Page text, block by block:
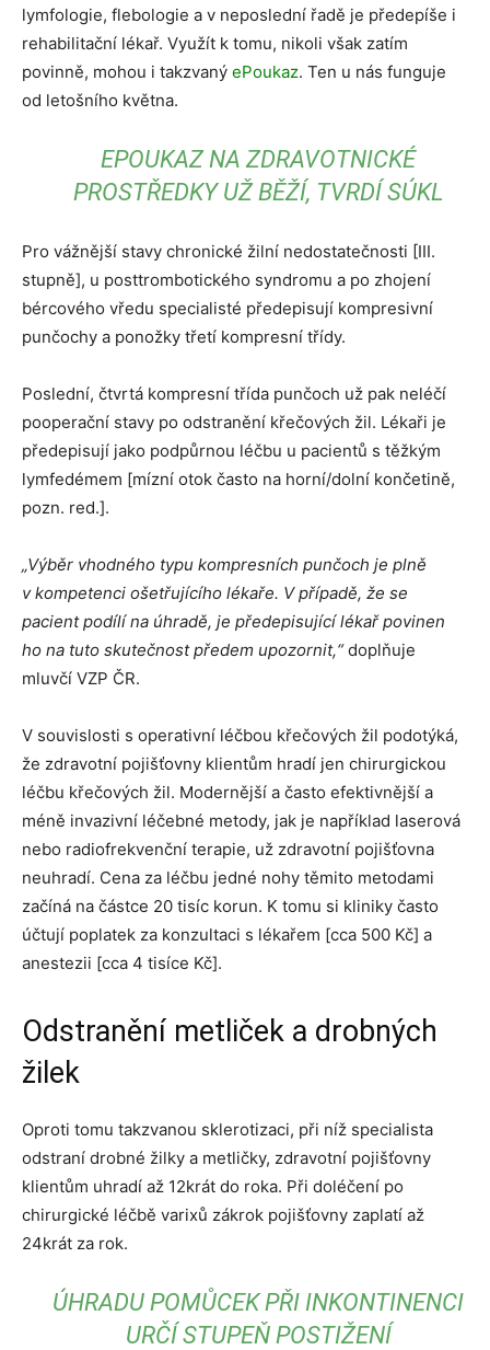
lymfologie, flebologie a v neposlední řadě je předepíše i
rehabilitační lékař. Využít k tomu, nikoli však zatím
povinně, mohou i takzvaný ePoukaz. Ten u nás funguje
od letošního května.
EPOUKAZ NA ZDRAVOTNICKÉ
PROSTŘEDKY UŽ BĚŽÍ, TVRDÍ SÚKL
Pro vážnější stavy chronické žilní nedostatečnosti [III.
stupně], u posttrombotického syndromu a po zhojení
bércového vředu specialisté předepisují kompresivní
punčochy a ponožky třetí kompresní třídy.
Poslední, čtvrtá kompresní třída punčoch už pak neléčí
pooperační stavy po odstranění křečových žil. Lékaři je
předepisují jako podpůrnou léčbu u pacientů s těžkým
lymfedémem [mízní otok často na horní/dolní končetině,
pozn. red.].
„Výběr vhodného typu kompresních punčoch je plně
v kompetenci ošetřujícího lékaře. V případě, že se
pacient podílí na úhradě, je předepisující lékař povinen
ho na tuto skutečnost předem upozornit,“doplňuje
mluvčí VZP ČR.
V souvislosti s operativní léčbou křečových žil podotýká,
že zdravotní pojišťovny klientům hradí jen chirurgickou
léčbu křečových žil. Modernější a často efektivnější a
méně invazivní léčebné metody, jak je například laserová
nebo radiofrekvenční terapie, už zdravotní pojišťovna
neuhradí. Cena za léčbu jedné nohy těmito metodami
začíná na částce 20 tisíc korun. K tomu si kliniky často
účtují poplatek za konzultaci s lékařem [cca 500 Kč] a
anestezii [cca 4 tisíce Kč].
Odstranění metliček a drobných
žilek
Oproti tomu takzvanou sklerotizaci, při níž specialista
odstraní drobné žilky a metličky, zdravotní pojišťovny
klientům uhradí až 12krát do roka. Při doléčení po
chirurgické léčbě varixů zákrok pojišťovny zaplatí až
24krát za rok.
ÚHRADU POMŮCEK PŘI INKONTINENCI
URČÍ STUPEŇ POSTIŽENÍ